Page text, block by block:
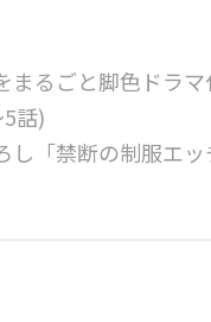
まるごと脚色ドラマ
5話)
し「禁断の制服エッ